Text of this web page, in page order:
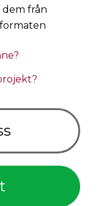
dem från